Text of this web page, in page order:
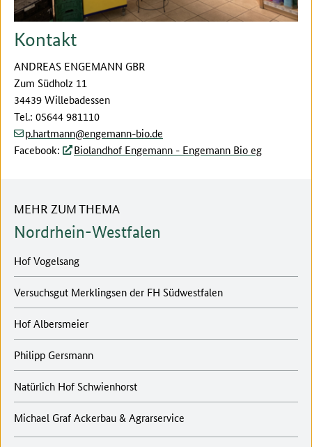
Kontakt
ANDREAS ENGEMANN GBR
Zum Südholz 11
34439 Willebadessen
Tel.: 05644 981110
p.hartmann (at)
engemann-bio(dot)
de
Facebook:
Biolandhof Engemann - Engemann Bio eg
MEHR ZUM THEMA
Nordrhein-Westfalen
Hof Vogelsang
Versuchsgut Merklingsen der FH Südwestfalen
Hof Albersmeier
Philipp Gersmann
Natürlich Hof Schwienhorst
Michael Graf Ackerbau & Agrarservice